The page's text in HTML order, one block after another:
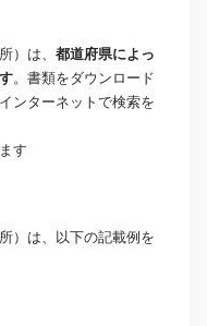
）は、 都道府県によっ
。書類をダウンロード
ンターネットで検索を
す
）は、以下の記載例を